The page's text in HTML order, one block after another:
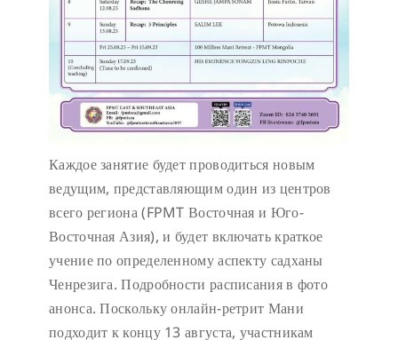
Каждое занятие будет проводиться новым
ведущим, представляющим один из центров
всего региона (FPMT Восточная и Юго-
Восточная Азия), и будет включать краткое
учение по определенному аспекту садханы
Ченрезига. Подробности расписания в фото
анонса. Поскольку онлайн-ретрит Мани
подходит к концу 13 августа, участникам